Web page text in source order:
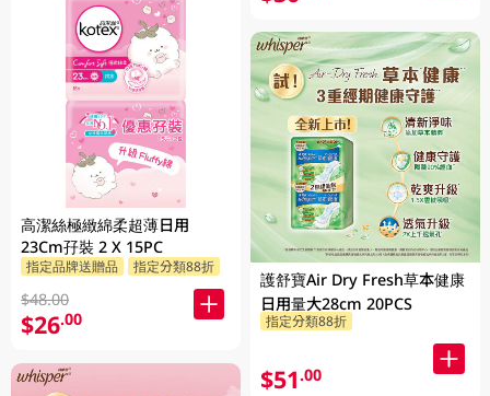
高潔絲極緻綿柔超薄日用
23Cm孖裝 2 X 15PC
指定品牌送贈品 指定分類88折
$48.00
$26.00
護舒寶Air Dry Fresh草本健康
日用量大28cm 20PCS
指定分類88折
$51.00